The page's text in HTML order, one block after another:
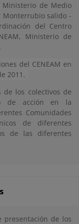
Ministerio de Medio
Monterrubio salido -
del Centro
Ministerio de
del CENEAM en
2011.
los colectivos de
de acción en la
Comunidades
de diferentes
de las diferentes
de los